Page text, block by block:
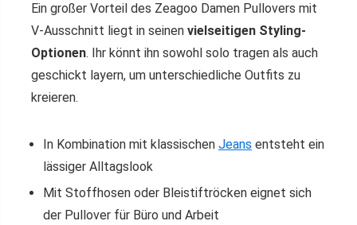
Ein großer Vorteil des Zeagoo Damen Pullovers mit
V-Ausschnitt liegt in seinen vielseitigen Styling-
Optionen. Ihr könnt ihn sowohl solo tragen als auch
geschickt layern, um unterschiedliche Outfits zu
kreieren.
In Kombination mit klassischen Jeans entsteht ein
lässiger Alltagslook
Mit Stoffhosen oder Bleistiftröcken eignet sich
der Pullover für Büro und Arbeit